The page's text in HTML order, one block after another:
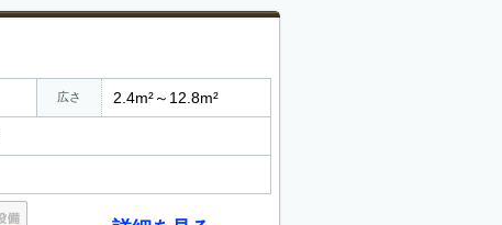
広さ 2.4m²～12.8m²